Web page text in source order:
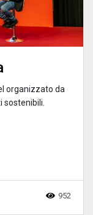
organizzato da
sostenibili.
952